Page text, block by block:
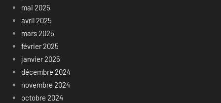
mai 2025
avril 2025
mars 2025
février 2025
janvier 2025
décembre 2024
novembre 2024
octobre 2024